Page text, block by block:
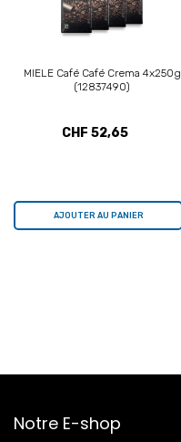
MIELE Café Café Crema 4x250g
(12837490)
CHF 52,65
AJOUTER AU PANIER
Notre E-shop